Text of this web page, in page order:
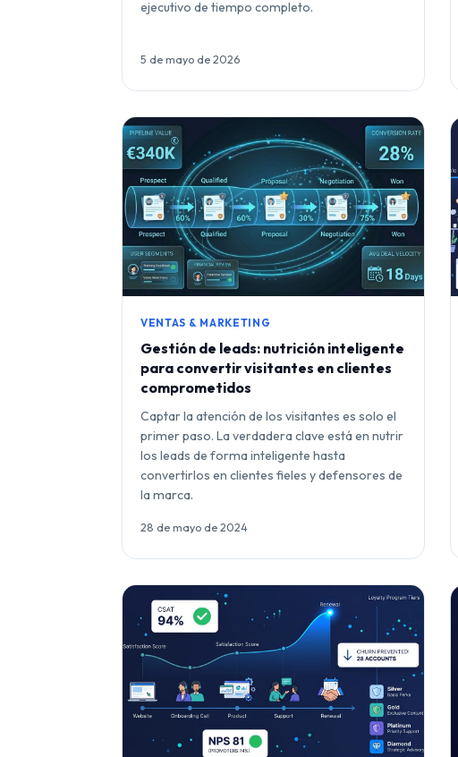
ejecutivo de tiempo completo.
5 de mayo de 2026
VENTAS & MARKETING
Gestión de leads: nutrición inteligente
para convertir visitantes en clientes
comprometidos
Captar la atención de los visitantes es solo el
primer paso. La verdadera clave está en nutrir
los leads de forma inteligente hasta
convertirlos en clientes fieles y defensores de
la marca.
28 de mayo de 2024